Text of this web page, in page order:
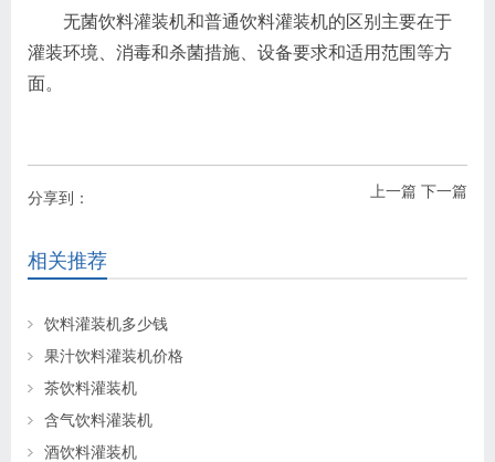
无菌饮料灌装机和普通饮料灌装机的区别主要在于
灌装环境、消毒和杀菌措施、设备要求和适用范围等方
面。
上一篇 下一篇
分享到：
相关推荐
饮料灌装机多少钱
果汁饮料灌装机价格
茶饮料灌装机
含气饮料灌装机
酒饮料灌装机